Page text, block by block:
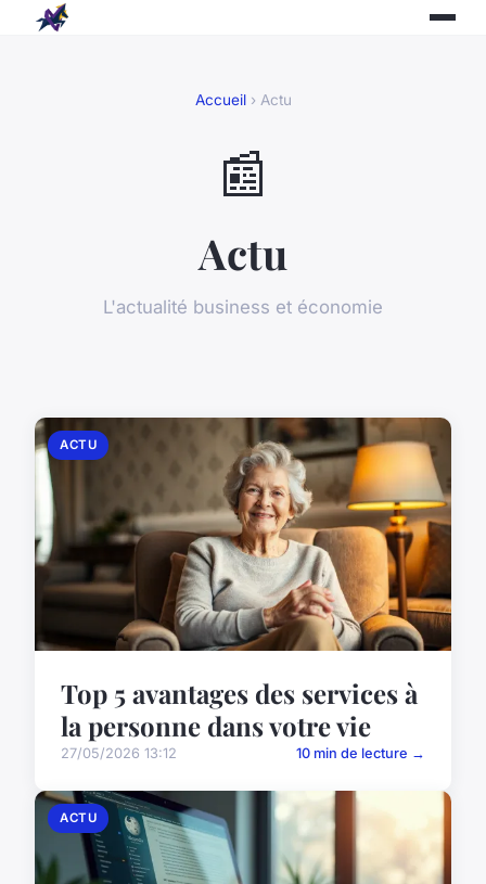
Accueil› Actu
📰
Actu
L'actualité business et économie
ACTU
Top 5 avantages des services à
la personne dans votre vie
27/05/2026 13:12 10 min de lecture →
ACTU